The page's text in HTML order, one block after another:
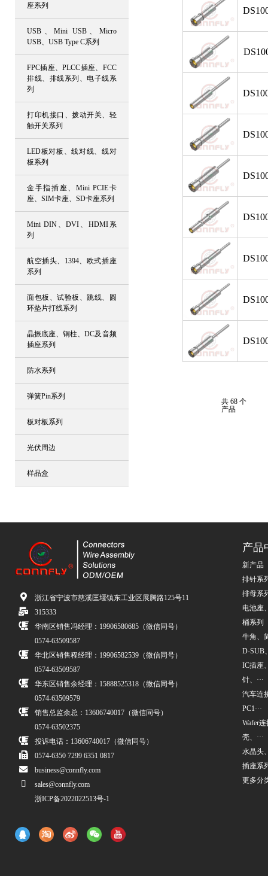
座系列
USB、Mini USB、Micro
USB、USB Type C系列
FPC插座、PLCC插座、FCC
排线、排线系列、电子线系
列
打印机接口、拨动开关、轻
触开关系列
LED板对板、线对线、线对
板系列
金手指插座、Mini PCIE卡
座、SIM卡座、SD卡座系列
Mini DIN、DVI、HDMI系
列
航空插头、1394、欧式插座
系列
面包板、试验板、跳线、圆
环垫片打线系列
晶振底座、铜柱、DC及音频
插座系列
防水系列
弹簧Pin系列
板对板系列
光伏周边
样品盒
共 68 个
产品
浙江省宁波市慈溪匡堰镇东工业区展腾路125号11
315333
华南区销售冯经理：19906580685（微信同号）
0574-63509587
华北区销售程经理：19906582539（微信同号）
0574-63509587
华东区销售余经理：15888525318（微信同号）
0574-63509579
销售总监余总：13606740017（微信同号）
0574-63502375
投诉电话：13606740017（微信同号）
0574-6350 7299 6351 0817
business@connfly.com
sales@connfly.com
浙ICP备2022022513号-1
产品
新产品
排针系
排母系
电池座
桶系列
牛角、
D-SUB
IC插座
针、···
汽车连
PC1···
Wafer
壳、···
水晶头
插座系
更多分